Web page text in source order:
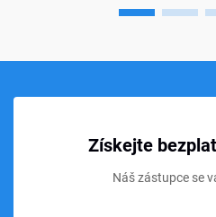
Získejte
Náš zástupce se